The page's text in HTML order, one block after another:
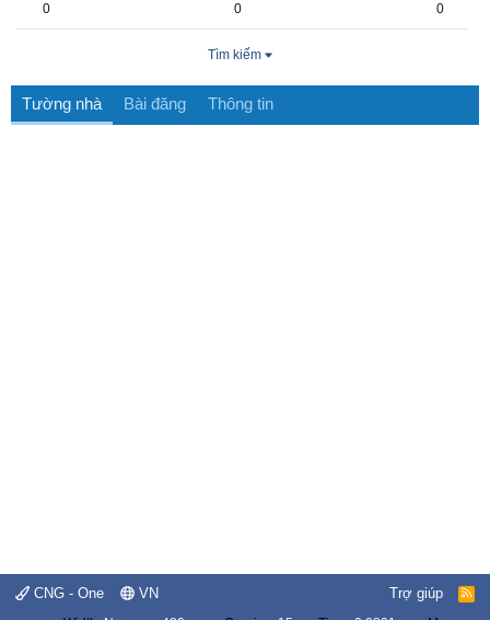
0 0 0
Tìm kiếm
Tường nhà Bài đăng Thông tin
CNG - One VN Trợ giúp
R